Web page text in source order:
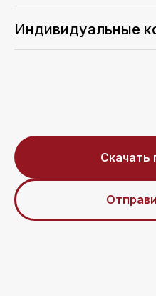
Индивидуальные
Скачать